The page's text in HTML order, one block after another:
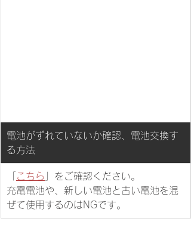
​電池がずれていないか確認、電池交換す
る方法
こちら 」をご確認ください。
充電電池や、新しい電池と古い電池を混
ぜて使用するのはNGです。